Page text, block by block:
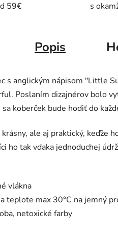
59€ s
Popis
s anglickým nápisom "Little
Poslaním dizajnérov bolo
koberček bude hodiť do
ale aj praktický, keďže
ho tak vďaka jednoduchej
vlákna
teplote max 30°C na jemný
netoxické farby